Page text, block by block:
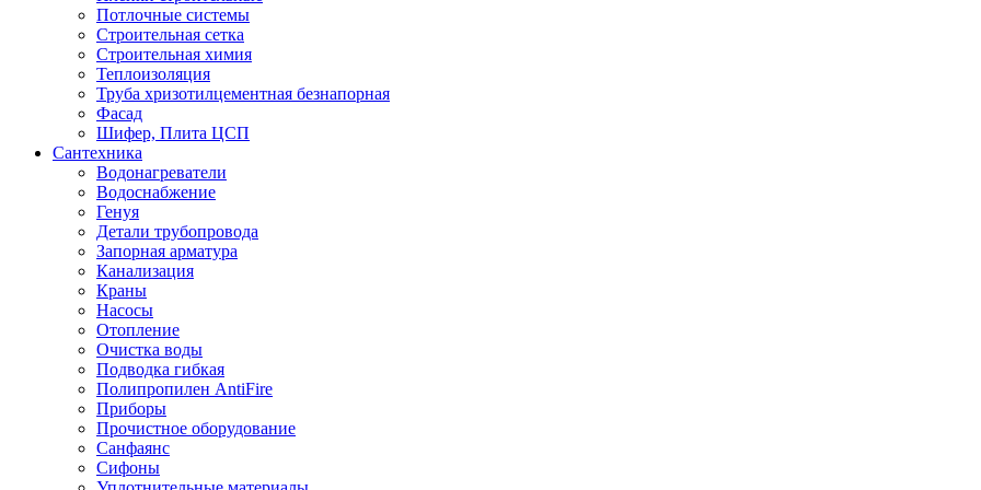
Потлочные системы
Строительная сетка
Строительная химия
Теплоизоляция
Труба хризотилцементная безнапорная
Фасад
Шифер, Плита ЦСП
Сантехника
Водонагреватели
Водоснабжение
Генуя
Детали трубопровода
Запорная арматура
Канализация
Краны
Насосы
Отопление
Очистка воды
Подводка гибкая
Полипропилен AntiFire
Приборы
Прочистное оборудование
Санфаянс
Сифоны